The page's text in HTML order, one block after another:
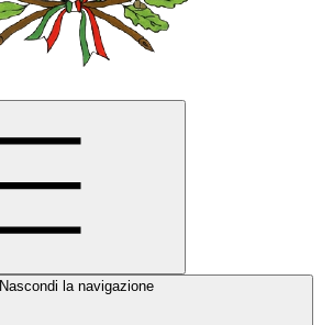
Nascondi la navigazione